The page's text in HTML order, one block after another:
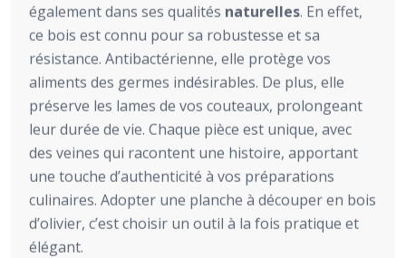
également dans ses qualités naturelles. En effet,
ce bois est connu pour sa robustesse et sa
résistance. Antibactérienne, elle protège vos
aliments des germes indésirables. De plus, elle
préserve les lames de vos couteaux, prolongeant
leur durée de vie. Chaque pièce est unique, avec
des veines qui racontent une histoire, apportant
une touche d’authenticité à vos préparations
culinaires. Adopter une planche à découper en bois
d’olivier, c’est choisir un outil à la fois pratique et
élégant.